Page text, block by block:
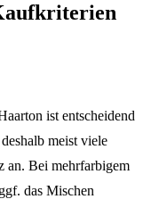
ist entscheidend
meist viele
an. Bei mehrfarbigem
das Mischen